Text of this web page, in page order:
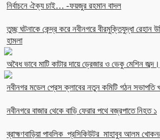
নির্বাচনে ঐক্য চাই… -ফয়জুর রহমান বাদল
তুচ্ছ ঘটনাকে কেন্দ্র করে নবীনগরে বীরমুক্তিযুদ্ধা রেহান
হামলা
অবৈধ ভাবে মাটি কাটার দায়ে ড্রেজার ও ভেকু মেশিন জব্দ।
নবীনগর মডেল প্রেস ক্লাবের নতুন কমিটি গঠন সভাপতি
নবীনগরে বাজার থেকে বাড়ি ফেরার পথে বজ্রপাতে নিহত ১
ব্রাহ্মণবাড়িয়া পাবলিক প্রসিকিউটর মাহাবুব আলম